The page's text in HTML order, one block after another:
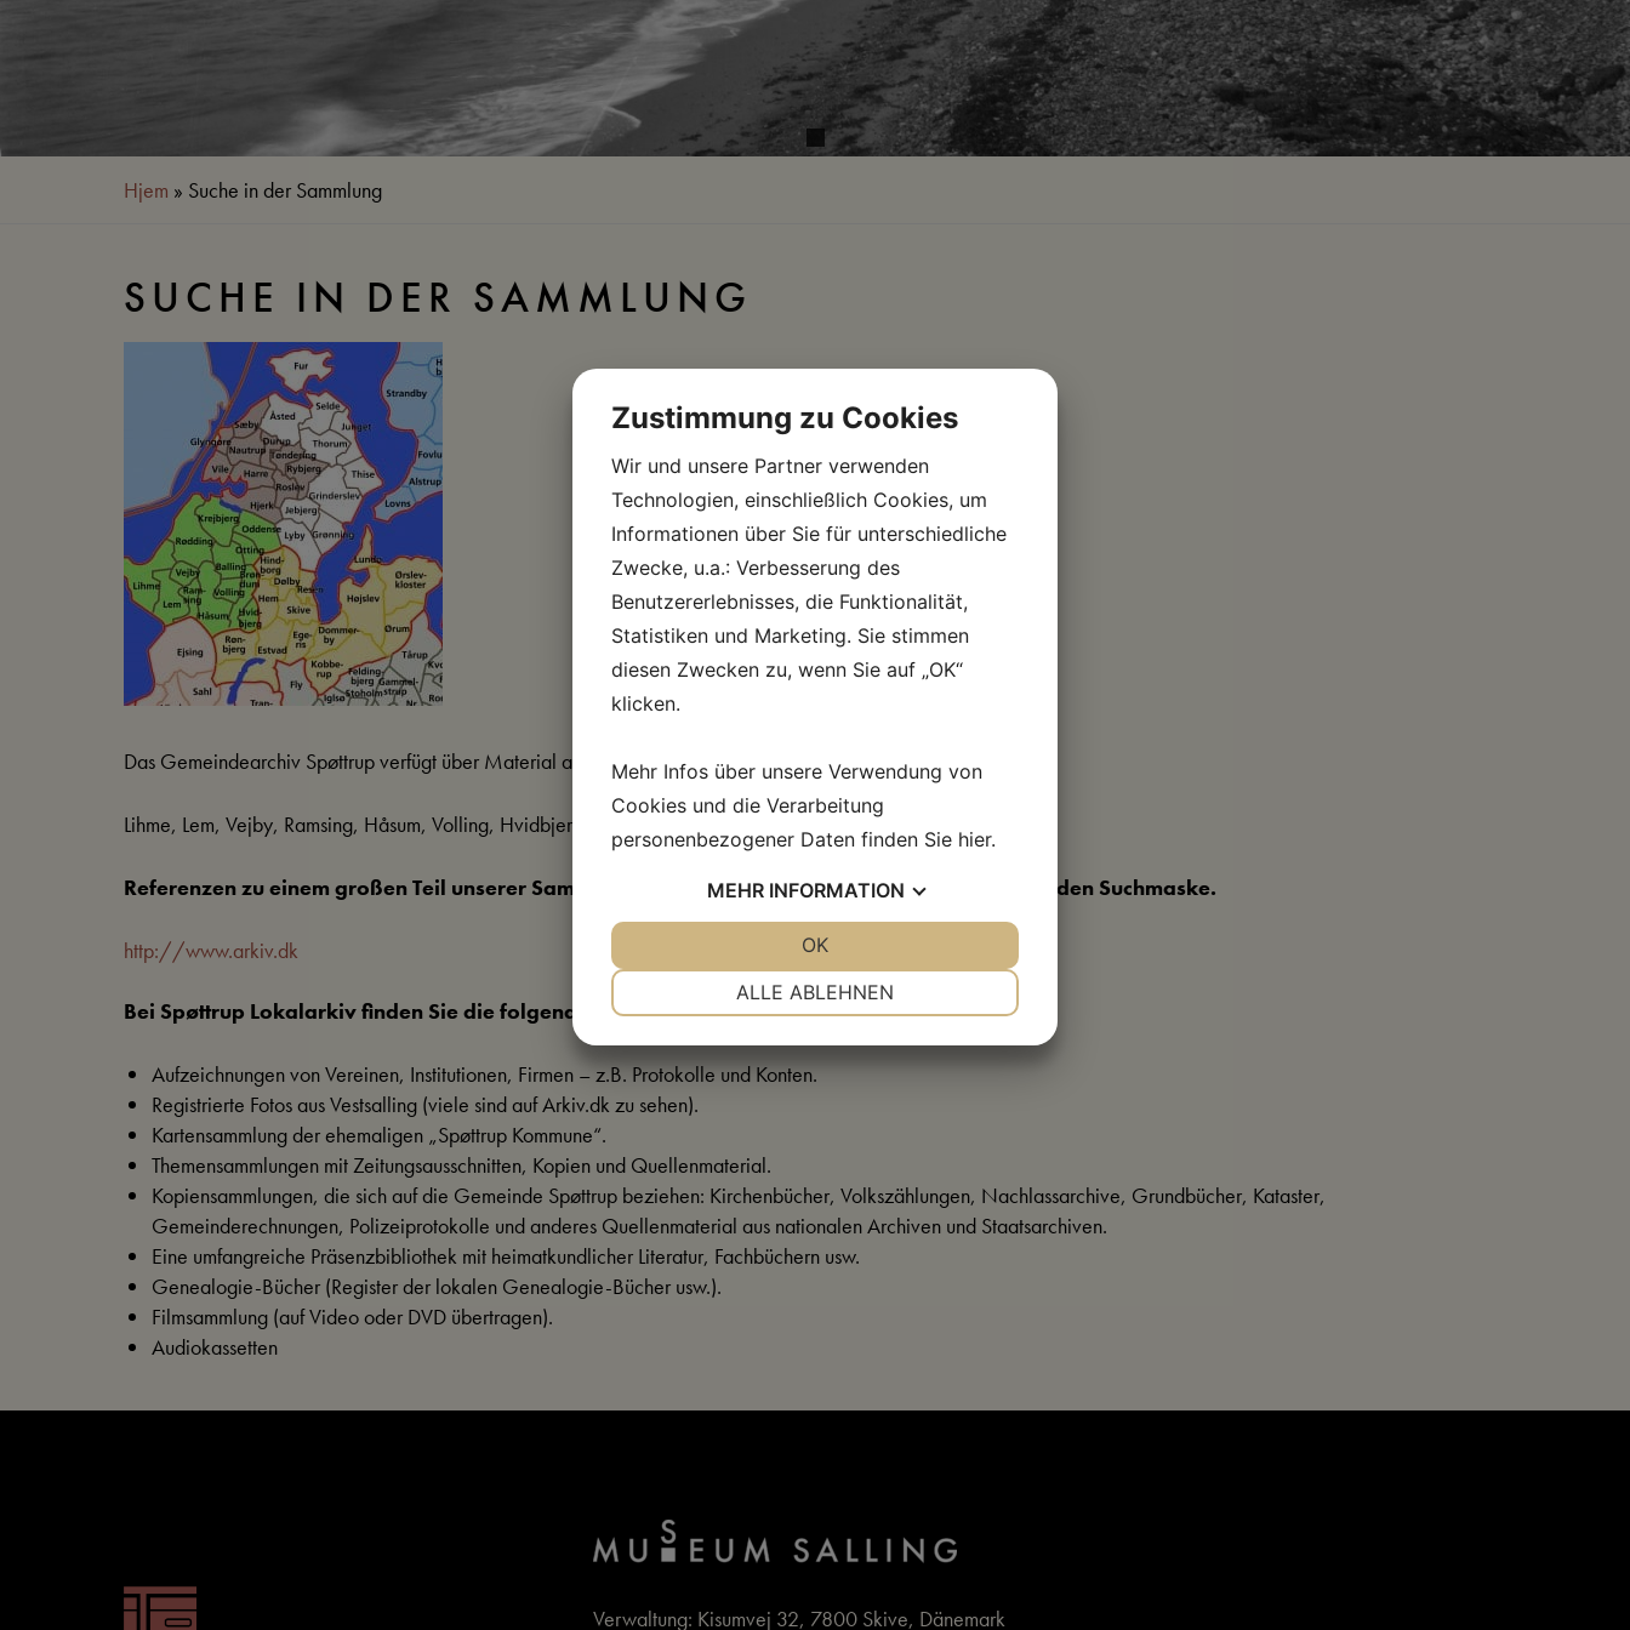
Hjem » Suche in der Sammlung
SUCHE IN DER SAMMLUNG
Das Gemeindearchiv Spøttrup verfügt über Material aus den grün markierten Gemeinden:
Lihme, Lem, Vejby, Ramsing, Håsum, Volling, Hvidbjerg, Otting, Oddense, Krejbjerg und Rødding
Referenzen zu einem großen Teil unserer Sammlung finden Sie auf Arkiv.dk in der unten stehenden Suchmaske.
http://www.arkiv.dk
Bei Spøttrup Lokalarkiv finden Sie die folgenden Unterlagen:
Aufzeichnungen von Vereinen, Institutionen, Firmen – z.B. Protokolle und Konten.
Registrierte Fotos aus Vestsalling (viele sind auf Arkiv.dk zu sehen).
Kartensammlung der ehemaligen „Spøttrup Kommune“.
Themensammlungen mit Zeitungsausschnitten, Kopien und Quellenmaterial.
Kopiensammlungen, die sich auf die Gemeinde Spøttrup beziehen: Kirchenbücher, Volkszählungen, Nachlassarchive, Grundbücher, Kataster,
Gemeinderechnungen, Polizeiprotokolle und anderes Quellenmaterial aus nationalen Archiven und Staatsarchiven.
Eine umfangreiche Präsenzbibliothek mit heimatkundlicher Literatur, Fachbüchern usw.
Genealogie-Bücher (Register der lokalen Genealogie-Bücher usw.).
Filmsammlung (auf Video oder DVD übertragen).
Audiokassetten
Verwaltung: Kisumvej 32, 7800 Skive, Dänemark
Zustimmung zu Cookies
Wir und unsere Partner verwenden
Technologien, einschließlich Cookies, um
Informationen über Sie für unterschiedliche
Zwecke, u.a.: Verbesserung des
Benutzererlebnisses, die Funktionalität,
Statistiken und Marketing. Sie stimmen
diesen Zwecken zu, wenn Sie auf „OK“
klicken.
Mehr Infos über unsere Verwendung von
Cookies und die Verarbeitung
personenbezogener Daten finden Sie hier.
MEHR INFORMATION
MARKETING
ALLE ABLEHNEN
OK